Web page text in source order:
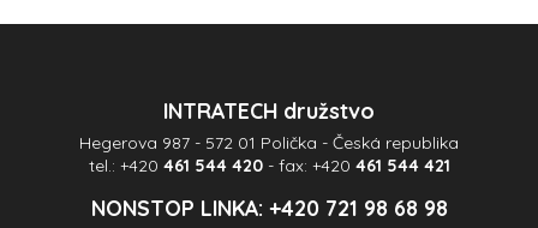
odeslat.
INTRATECH družstvo
Hegerova 987 - 572 01 Polička - Česká republika
tel.: +420 461 544 420- fax: +420 461 544 421
NONSTOP LINKA: +420 721 98 68 98